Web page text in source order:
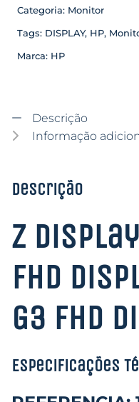
Categoria: Monitor
Tags: DISPLAY, HP,
Marca: HP
Descrição
Informação
Descrição
Z
FHD
G3 FHD
Especificações